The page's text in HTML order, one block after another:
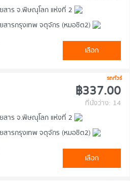
สาร จ.พิษณุโลก แห่งที่ 2
สารกรุงเทพ จตุจักร (หมอชิต2)
เลือก
รถทัวร์
฿337.00
ที่นั่งว่าง: 14
สาร จ.พิษณุโลก แห่งที่ 2
สารกรุงเทพ จตุจักร (หมอชิต2)
เลือก